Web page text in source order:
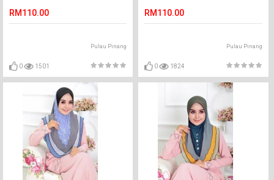
RM110.00
Pulau Pinang
0 1501
RM110.00
Pulau Pinang
0 1824